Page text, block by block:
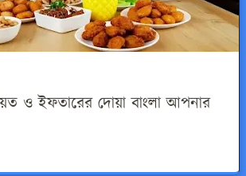
ও ইফতারের দোয়া বাংলা আপনার